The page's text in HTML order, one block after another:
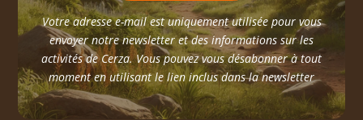
Votre adresse e-mail est uniquement utilisée pour vous
envoyer notre newsletter et des informations sur les
activités de Cerza. Vous pouvez vous désabonner à tout
moment en utilisant le lien inclus dans la newsletter